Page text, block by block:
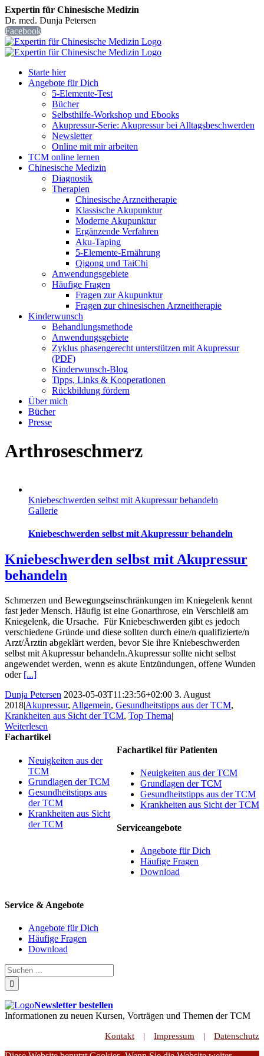
Expertin für Chinesische Medizin
Dr. med. Dunja Petersen
Facebook
Starte hier
Angebote für Dich
5-Elemente-Test
Bücher
Selbsthilfe-Workshop und Ebooks
Akupressur-Serie: Akupressur bei Alltagsbeschwerden
Newsletter
Online mit mir arbeiten
TCM online lernen
Chinesische Medizin
Diagnostik
Therapien
Chinesische Arzneitherapie
Klassische Akupunktur
Moderne Akupunktur
Ergänzende Verfahren
Aku-Taping
5-Elemente-Ernährung
Qigong und TaiChi
Anwendungsgebiete
Häufige Fragen
Fragen zur Akupunktur
Fragen zur chinesischen Arzneitherapie
Kinderwunsch
Behandlungsmethode
Anwendungsgebiete
Zyklus phasengerecht unterstützen mit Akupressur
(PDF)
Kinderwunsch-Blog
Tipps, Links & Kooperationen
Rückbildung fördern
Über mich
Bücher
Presse
Arthroseschmerz
Kniebeschwerden selbst mit Akupressur behandeln
Gallerie
Kniebeschwerden selbst mit Akupressur behandeln
Kniebeschwerden selbst mit Akupressur
behandeln
Schmerzen und Bewegungseinschränkungen im Kniegelenk kennt
fast jeder Mensch. Häufig ist eine Gonarthrose, ein Verschleiß am
Kniegelenk, die Ursache. Für Kniebeschwerden gibt es jedoch
verschiedene Gründe und diese sollten durch eine/n qualifizierte/n
Arzt/Ärztin abgeklärt werden, bevor Sie ihre Kniebeschwerden
selbst mit Akupressur behandeln.Akupressur sollte nicht selbst
angewendet werden, wenn es akute Entzündungen, offene Wunden
oder [...]
Dunja Petersen 2023-05-03T11:23:56+02:00 3. August
2018|Akupressur, Allgemein, Gesundheitstipps aus der TCM,
Krankheiten aus Sicht der TCM, Top Thema|
Weiterlesen
Fachartikel für Patienten
Neuigkeiten aus der TCM
Grundlagen der TCM
Gesundheitstipps aus der TCM
Krankheiten aus Sicht der TCM
Serviceangebote
Angebote für Dich
Häufige Fragen
Download
Fachartikel
Neuigkeiten aus der
TCM
Grundlagen der TCM
Gesundheitstipps aus
der TCM
Krankheiten aus Sicht
der TCM
Service & Angebote
Angebote für Dich
Häufige Fragen
Download
Newsletter bestellen
Informationen zu neuen Kursen, Vorträgen und Themen der TCM
Kontakt Impressum Datenschutz